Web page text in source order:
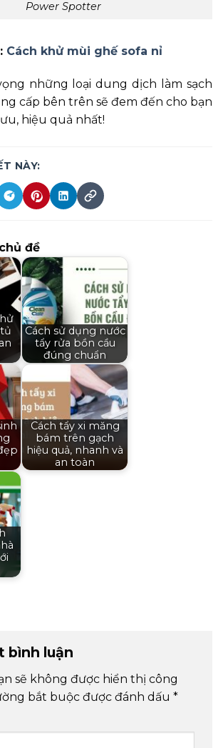
Power Spotter
Cách khử mùi ghế sofa nỉ
những loại dung dịch làm sạch
cấp bên trên sẽ đem đến cho bạn
hiệu quả nhất!
NÀY:
đề
Cách sử dụng nước
tẩy rửa bồn cầu
đúng chuẩn
Cách tẩy xi măng
bám trên gạch
hiệu quả, nhanh và
an toàn
bình luận
sẽ không được hiển thị công
bắt buộc được đánh dấu *